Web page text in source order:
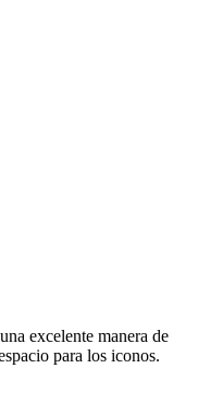
excelente manera de
para los iconos.